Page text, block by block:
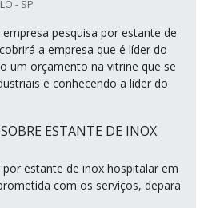
- SP
pesquisa por estante de
a empresa que é líder do
um orçamento na vitrine que se
e conhecendo a líder do
ESTANTE DE INOX
estante de inox hospitalar em
com os serviços, depara